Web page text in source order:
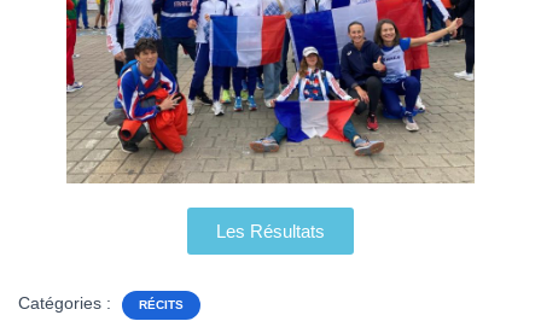
Les Résultats
Catégories : RÉCITS